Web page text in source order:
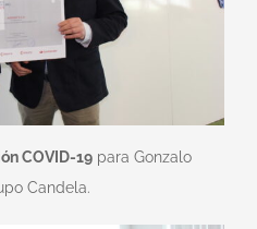
COVID-19 para Gonzalo
Candela.